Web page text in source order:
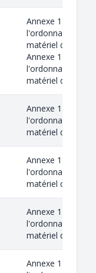
Annexe 1 de
l'ordonnance sur
matériel de guerre
Annexe 1 de
l'ordonnance sur
matériel de gu...
Annexe 1 de
l'ordonnance sur
matériel de guerre
Annexe 1 de
l'ordonnance sur
matériel de guerre
Annexe 1 de
l'ordonnance sur
matériel de guerre
Annexe 1 de